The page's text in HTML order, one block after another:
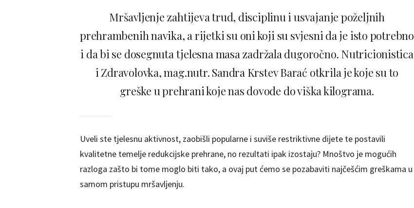
Mršavljenje zahtijeva trud, disciplinu i usvajanje poželjnih
prehrambenih navika, a rijetki su oni koji su svjesni da je isto potrebno
i da bi se dosegnuta tjelesna masa zadržala dugoročno. Nutricionistica
i Zdravolovka, mag.nutr. Sandra Krstev Barać otkrila je koje su to
greške u prehrani koje nas dovode do viška kilograma.
Uveli ste tjelesnu aktivnost, zaobišli popularne i suviše restriktivne dijete te postavili
kvalitetne temelje redukcijske prehrane, no rezultati ipak izostaju? Mnoštvo je mogućih
razloga zašto bi tome moglo biti tako, a ovaj put ćemo se pozabaviti najčešćim greškama u
samom pristupu mršavljenju.